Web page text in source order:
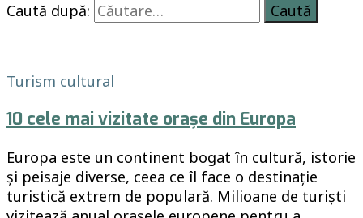
Caută după:
Turism cultural
10 cele mai vizitate orașe din Europa
Europa este un continent bogat în cultură, istorie
și peisaje diverse, ceea ce îl face o destinație
turistică extrem de populară. Milioane de turiști